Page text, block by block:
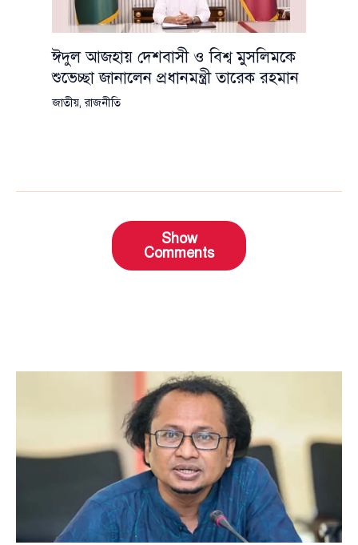
ঈদুল আজহায় দেশবাসী ও বিশ্ব মুসলিমকে
শুভেচ্ছা জানালেন প্রধানমন্ত্রী তারেক রহমান
জাতীয়,রাজনীতি
Show
Comments